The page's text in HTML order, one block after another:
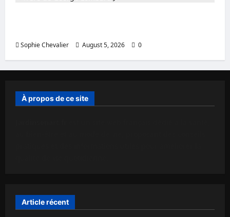
Sophie Chevalier August 5, 2026 0
À propos de ce site
Article récent